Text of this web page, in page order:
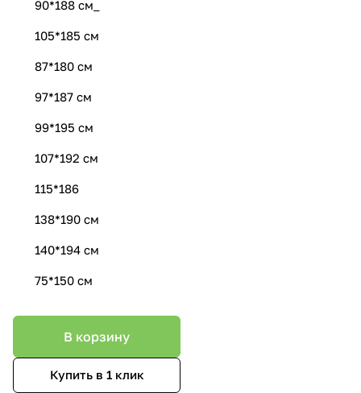
90*188 см_
105*185 см
87*180 см
97*187 см
99*195 см
107*192 см
115*186
138*190 см
140*194 см
75*150 см
В корзину
Купить в 1 клик